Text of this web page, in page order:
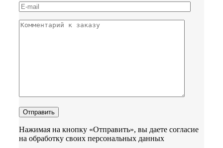
Нажимая на кнопку «Отправить», вы даете согласие
на обработку своих персональных данных